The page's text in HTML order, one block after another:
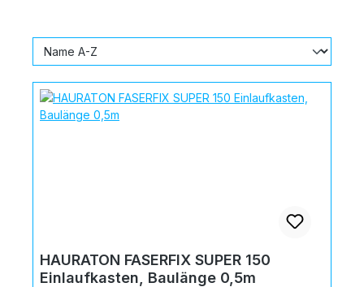
HAURATON FASERFIX SUPER 150
Einlaufkasten, Baulänge 0,5m